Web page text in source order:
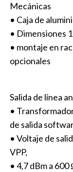
Mecánicas
• Caja de
• Dimensiones
• montaje en
opcionales
Salida de línea
•
de salida
• Voltaje de
VPP,
• 4,7 dBm a 600